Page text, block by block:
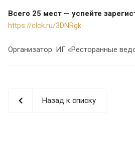
Всего 25 мест — успейте
https://clck.ru/3DNRgk
Организатор: ИГ «Ресторанные
Назад к списку